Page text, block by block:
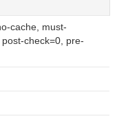
cache, must-
check=0, pre-